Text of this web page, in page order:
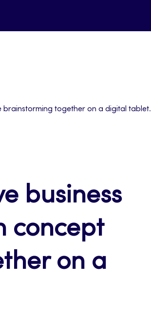
brainstorming together on a digital tablet.
business
concept
on a